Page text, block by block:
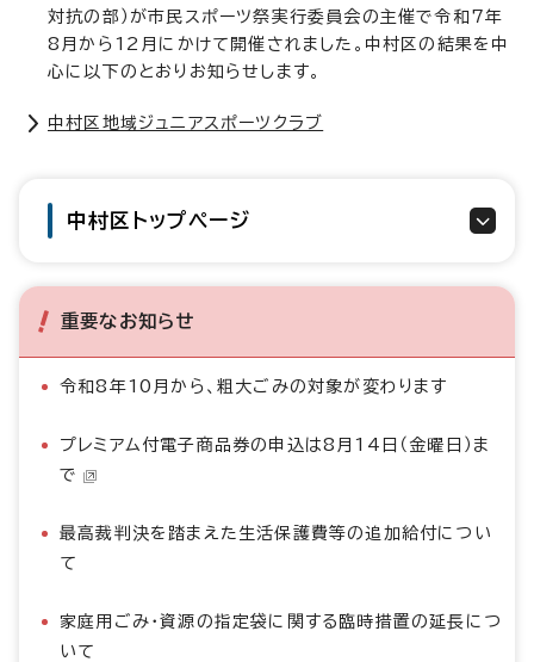
対抗の部）が市民スポーツ祭実行委員会の主催で令和7年
8月から12月にかけて開催されました。中村区の結果を中
心に以下のとおりお知らせします。
中村区地域ジュニアスポーツクラブ
中村区トップページ
重要なお知らせ
令和8年10月から、粗大ごみの対象が変わります
プレミアム付電子商品券の申込は8月14日（金曜日）ま
で
最高裁判決を踏まえた生活保護費等の追加給付につい
て
家庭用ごみ・資源の指定袋に関する臨時措置の延長につ
いて